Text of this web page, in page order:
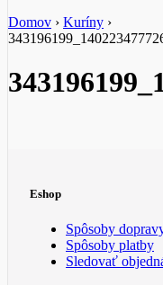
Domov › Kuríny ›
Eshop
Spôsoby
Spôsoby platby
Sledovať